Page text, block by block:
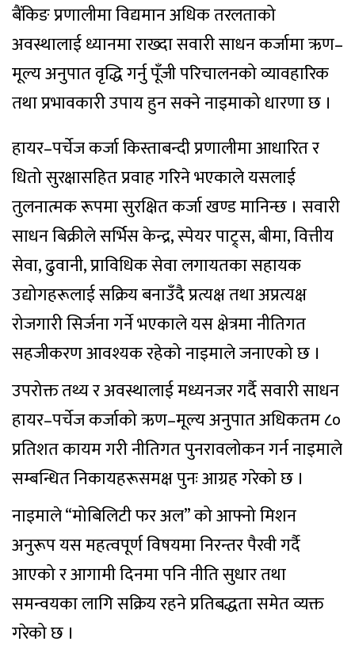
बैंकिङ प्रणालीमा विद्यमान अधिक तरलताको
अवस्थालाई ध्यानमा राख्दा सवारी साधन कर्जामा ऋण–
मूल्य अनुपात वृद्धि गर्नु पूँजी परिचालनको व्यावहारिक
तथा प्रभावकारी उपाय हुन सक्ने नाइमाको धारणा छ ।
हायर–पर्चेज कर्जा किस्ताबन्दी प्रणालीमा आधारित र
धितो सुरक्षासहित प्रवाह गरिने भएकाले यसलाई
तुलनात्मक रूपमा सुरक्षित कर्जा खण्ड मानिन्छ । सवारी
साधन बिक्रीले सर्भिस केन्द्र, स्पेयर पाट्र्स, बीमा, वित्तीय
सेवा, ढुवानी, प्राविधिक सेवा लगायतका सहायक
उद्योगहरूलाई सक्रिय बनाउँदै प्रत्यक्ष तथा अप्रत्यक्ष
रोजगारी सिर्जना गर्ने भएकाले यस क्षेत्रमा नीतिगत
सहजीकरण आवश्यक रहेको नाइमाले जनाएको छ ।
उपरोक्त तथ्य र अवस्थालाई मध्यनजर गर्दै सवारी साधन
हायर–पर्चेज कर्जाको ऋण–मूल्य अनुपात अधिकतम ८०
प्रतिशत कायम गरी नीतिगत पुनरावलोकन गर्न नाइमाले
सम्बन्धित निकायहरूसमक्ष पुनः आग्रह गरेको छ ।
नाइमाले “मोबिलिटी फर अल” को आफ्नो मिशन
अनुरूप यस महत्वपूर्ण विषयमा निरन्तर पैरवी गर्दै
आएको र आगामी दिनमा पनि नीति सुधार तथा
समन्वयका लागि सक्रिय रहने प्रतिबद्धता समेत व्यक्त
गरेको छ ।